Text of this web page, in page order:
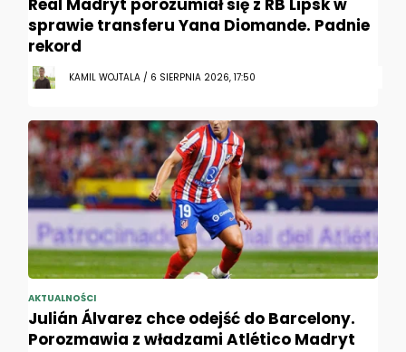
Real Madryt porozumiał się z RB Lipsk w
sprawie transferu Yana Diomande. Padnie
rekord
KAMIL WOJTALA / 6 SIERPNIA 2026, 17:50
AKTUALNOŚCI
Julián Álvarez chce odejść do Barcelony.
Porozmawia z władzami Atlético Madryt